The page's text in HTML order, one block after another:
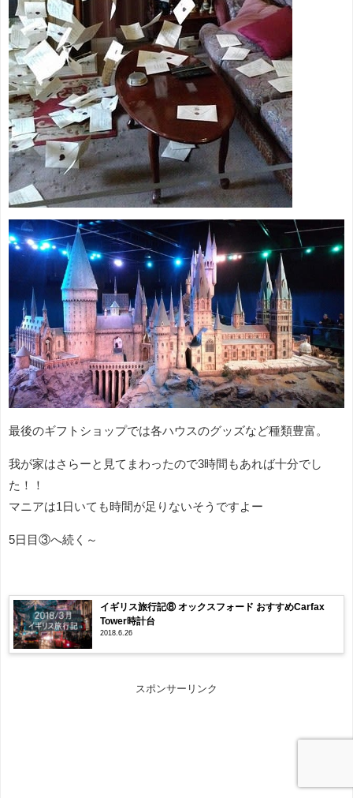
最後のギフトショップでは各ハウスのグッズなど種類豊富。
我が家はさらーと見てまわったので3時間もあれば十分でし
た！！
マニアは1日いても時間が足りないそうですよー
5日目③へ続く～
イギリス旅行記⑧ オックスフォード おすすめCarfax
Tower時計台
2018.6.26
スポンサーリンク